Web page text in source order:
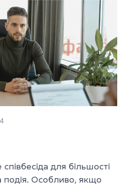
4
для більшості
подія. Особливо, якщо